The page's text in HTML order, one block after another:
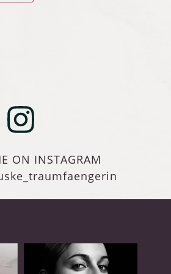
ON INSTAGRAM